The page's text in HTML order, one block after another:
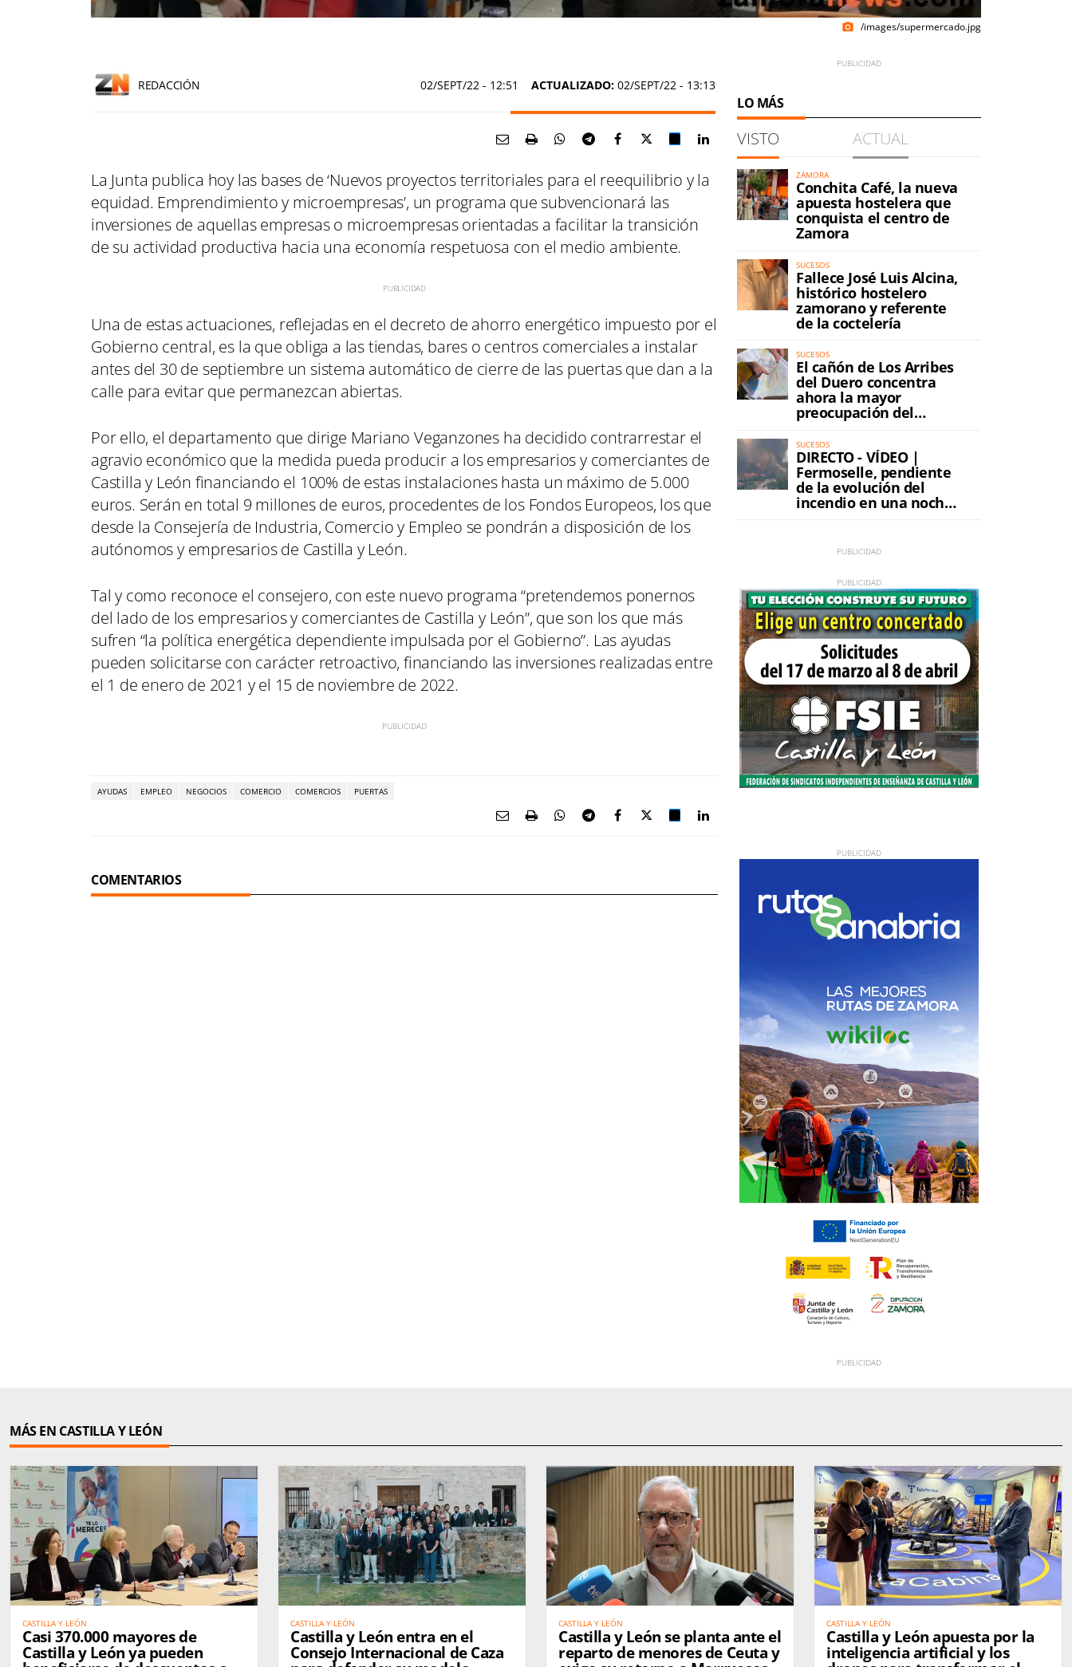
photo_camera /images/supermercado.jpg
REDACCIÓN 02/SEPT/22 - 12:51 ACTUALIZADO: 02/SEPT/22 - 13:13
La Junta publica hoy las bases de ‘Nuevos proyectos territoriales para el reequilibrio y la
equidad. Emprendimiento y microempresas’, un programa que subvencionará las
inversiones de aquellas empresas o microempresas orientadas a facilitar la transición
de su actividad productiva hacia una economía respetuosa con el medio ambiente.
Una de estas actuaciones, reflejadas en el decreto de ahorro energético impuesto por el
Gobierno central, es la que obliga a las tiendas, bares o centros comerciales a instalar
antes del 30 de septiembre un sistema automático de cierre de las puertas que dan a la
calle para evitar que permanezcan abiertas.
Por ello, el departamento que dirige Mariano Veganzones ha decidido contrarrestar el
agravio económico que la medida pueda producir a los empresarios y comerciantes de
Castilla y León financiando el 100% de estas instalaciones hasta un máximo de 5.000
euros. Serán en total 9 millones de euros, procedentes de los Fondos Europeos, los que
desde la Consejería de Industria, Comercio y Empleo se pondrán a disposición de los
autónomos y empresarios de Castilla y León.
Tal y como reconoce el consejero, con este nuevo programa “pretendemos ponernos
del lado de los empresarios y comerciantes de Castilla y León”, que son los que más
sufren “la política energética dependiente impulsada por el Gobierno”. Las ayudas
pueden solicitarse con carácter retroactivo, financiando las inversiones realizadas entre
el 1 de enero de 2021 y el 15 de noviembre de 2022.
AYUDAS EMPLEO NEGOCIOS COMERCIO COMERCIOS PUERTAS
COMENTARIOS
LO MÁS
VISTO ACTUAL
ZAMORA
Conchita Café, la nueva
apuesta hostelera que
conquista el centro de
Zamora
SUCESOS
Fallece José Luis Alcina,
histórico hostelero
zamorano y referente
de la coctelería
SUCESOS
El cañón de Los Arribes
del Duero concentra
ahora la mayor
preocupación del
incendio
SUCESOS
DIRECTO - VÍDEO |
Fermoselle, pendiente
de la evolución del
incendio en una noche
MÁS EN CASTILLA Y LEÓN
CASTILLA Y LEÓN
Casi 370.000 mayores de
Castilla y León ya pueden
CASTILLA Y LEÓN
Castilla y León entra en el
Consejo Internacional de Caza
CASTILLA Y LEÓN
Castilla y León se planta ante el
reparto de menores de Ceuta y
CASTILLA Y LEÓN
Castilla y León apuesta por la
inteligencia artificial y los